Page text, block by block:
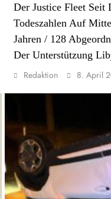
Der Justice Fleet Seit
Todeszahlen Auf
Jahren / 128
Der Unterstützung
Redaktion
8. April